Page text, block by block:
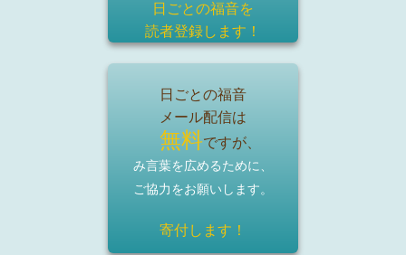
日ごとの福音を
読者登録します！
日ごとの福音
メール配信は
無料ですが、
み言葉を広めるために、
ご協力をお願いします。
寄付します！